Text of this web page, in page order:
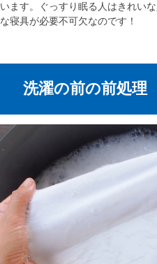
います。ぐっすり眠る人はきれい
な寝具が必要不可欠なのです！
洗濯の前の前処理